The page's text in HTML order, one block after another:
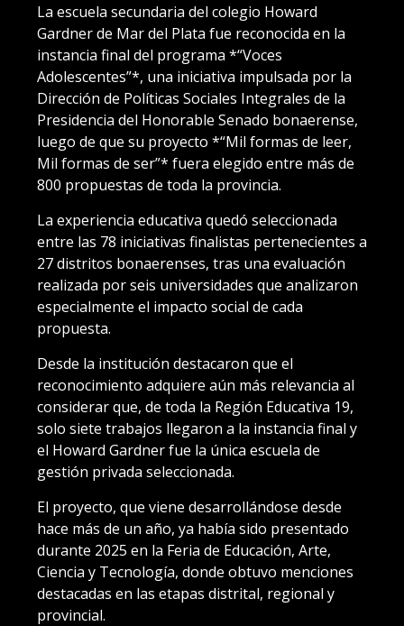
La escuela secundaria del colegio Howard
Gardner de Mar del Plata fue reconocida en la
instancia final del programa *“Voces
Adolescentes”*, una iniciativa impulsada por la
Dirección de Políticas Sociales Integrales de la
Presidencia del Honorable Senado bonaerense,
luego de que su proyecto *“Mil formas de leer,
Mil formas de ser”* fuera elegido entre más de
800 propuestas de toda la provincia.
La experiencia educativa quedó seleccionada
entre las 78 iniciativas finalistas pertenecientes a
27 distritos bonaerenses, tras una evaluación
realizada por seis universidades que analizaron
especialmente el impacto social de cada
propuesta.
Desde la institución destacaron que el
reconocimiento adquiere aún más relevancia al
considerar que, de toda la Región Educativa 19,
solo siete trabajos llegaron a la instancia final y
el Howard Gardner fue la única escuela de
gestión privada seleccionada.
El proyecto, que viene desarrollándose desde
hace más de un año, ya había sido presentado
durante 2025 en la Feria de Educación, Arte,
Ciencia y Tecnología, donde obtuvo menciones
destacadas en las etapas distrital, regional y
provincial.